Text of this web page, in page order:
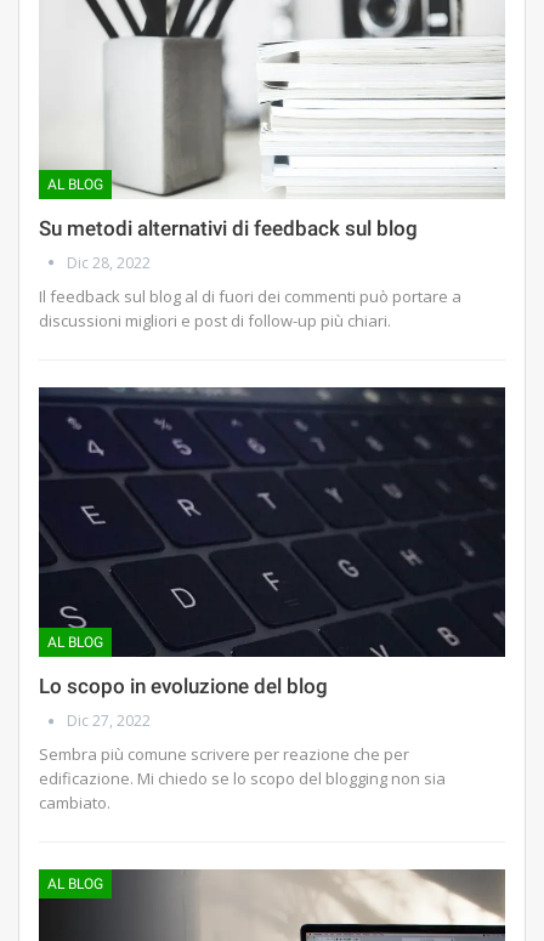
AL BLOG
Su metodi alternativi di feedback sul blog
Dic 28, 2022
Il feedback sul blog al di fuori dei commenti può portare a
discussioni migliori e post di follow-up più chiari.
AL BLOG
Lo scopo in evoluzione del blog
Dic 27, 2022
Sembra più comune scrivere per reazione che per
edificazione. Mi chiedo se lo scopo del blogging non sia
cambiato.
AL BLOG